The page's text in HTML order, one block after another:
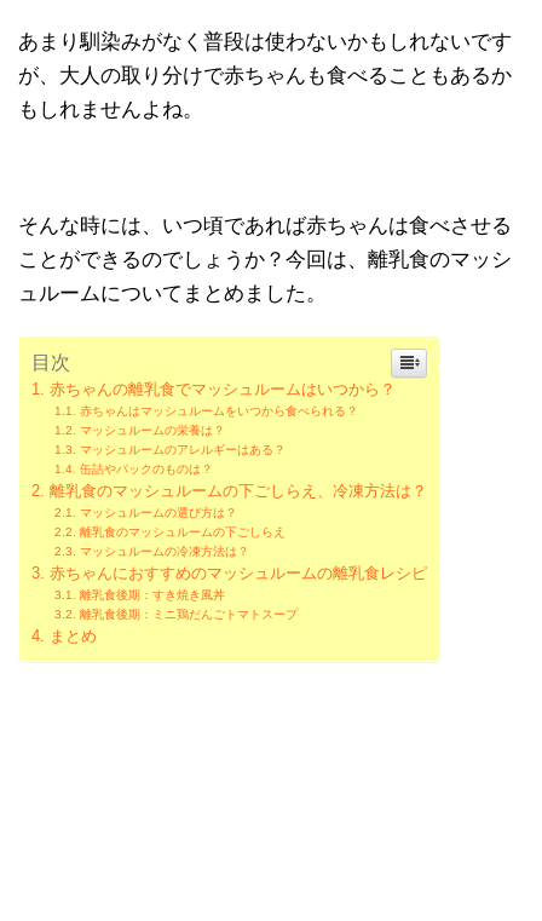
あまり馴染みがなく普段は使わないかもしれないです
が、大人の取り分けで赤ちゃんも食べることもあるか
もしれませんよね。
そんな時には、いつ頃であれば赤ちゃんは食べさせる
ことができるのでしょうか？今回は、離乳食のマッシ
ュルームについてまとめました。
目次
赤ちゃんの離乳食でマッシュルームはいつから？
赤ちゃんはマッシュルームをいつから食べられる？
マッシュルームの栄養は？
マッシュルームのアレルギーはある？
缶詰やパックのものは？
離乳食のマッシュルームの下ごしらえ、冷凍方法は？
マッシュルームの選び方は？
離乳食のマッシュルームの下ごしらえ
マッシュルームの冷凍方法は？
赤ちゃんにおすすめのマッシュルームの離乳食レシピ
離乳食後期：すき焼き風丼
離乳食後期：ミニ鶏だんごトマトスープ
まとめ